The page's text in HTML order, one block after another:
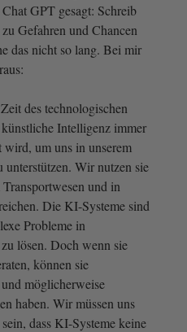
GPT gesagt: Schreib
Gefahren und Chancen
das nicht so lang. Bei mir
des technologischen
Intelligenz immer
wird, um uns in unserem
unterstützen. Wir nutzen sie
und in
Die KI-Systeme sind
Probleme in
lösen. Doch wenn sie
können sie
möglicherweise
haben. Wir müssen uns
dass KI-Systeme keine